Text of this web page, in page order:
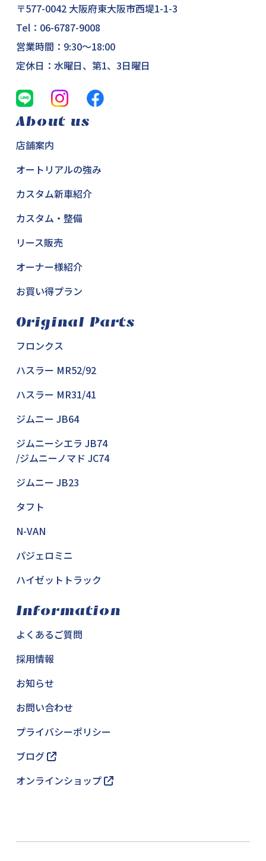
〒577-0042 大阪府東大阪市西堤1-1-3
Tel： 06-6787-9008
営業時間：9:30～18:00
定休日：水曜日、第1、3日曜日
About us
店舗案内
オートリアルの強み
カスタム新車紹介
カスタム・整備
リース販売
オーナー様紹介
お買い得プラン
Original Parts
フロンクス
ハスラー MR52/92
ハスラー MR31/41
ジムニー JB64
ジムニーシエラ JB74
/ジムニーノマド JC74
ジムニー JB23
タフト
N-VAN
パジェロミニ
ハイゼットトラック
Information
よくあるご質問
採用情報
お知らせ
お問い合わせ
プライバシーポリシー
ブログ
オンラインショップ